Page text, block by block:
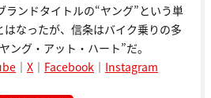
ランドタイトルの“ヤング”という単
なったが、信条はバイク乗りの多
ング・アット・ハート”だ。
｜ X ｜ Facebook ｜ Instagram